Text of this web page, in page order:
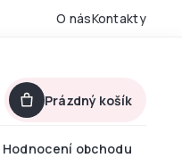
O násKontakty
Prázdný košík
Hodnocení obchodu